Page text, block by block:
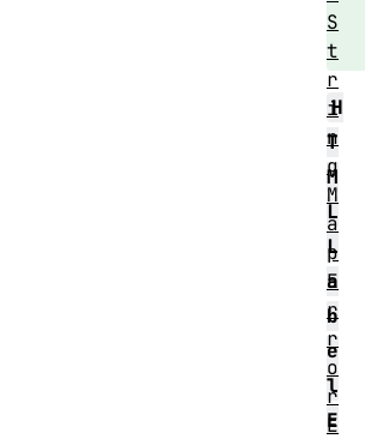
H
T
M
L
L
a
b
e
l
E
S
t
r
i
n
g
M
a
p
E
r
r
o
r
E